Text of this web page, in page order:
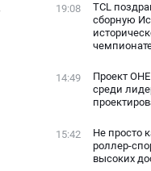
19:08
TCL
сборную
14:49
Проект ОНЕ
среди
15:42
Не просто
роллер-
высоких